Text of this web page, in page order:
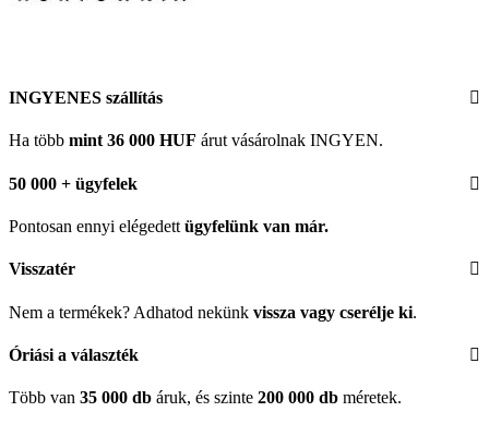
INGYENES szállítás
Ha több mint 36 000 HUF árut vásárolnak INGYEN.
50 000 + ügyfelek
Pontosan ennyi elégedett ügyfelünk van már.
Visszatér
Nem a termékek? Adhatod nekünk vissza vagy cserélje ki.
Óriási a választék
Több van 35 000 db áruk, és szinte 200 000 db méretek.